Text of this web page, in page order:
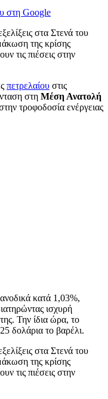
στη Google
στα Στενά του
της κρίσης
τις πιέσεις στην
πετρελαίου στις
στη Μέση Ανατολή
τροφοδοσία ενέργειας
κατά 1,03%,
ισχυρή
Την ίδια ώρα, το
δολάρια το βαρέλι.
στα Στενά του
της κρίσης
τις πιέσεις στην